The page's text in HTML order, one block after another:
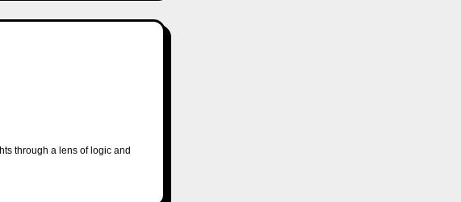
through a lens of logic and